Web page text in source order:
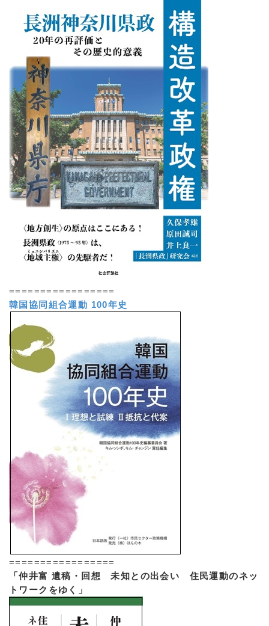
=================
韓国協同組合運動 100年史
=================
「仲井富 遺稿・回想 未知との出会い 住民運動のネッ
トワークをゆく」